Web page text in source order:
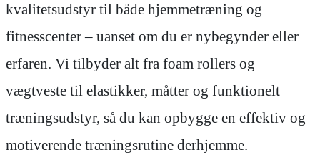
kvalitetsudstyr til både hjemmetræning og
fitnesscenter – uanset om du er nybegynder eller
erfaren. Vi tilbyder alt fra foam rollers og
vægtveste til elastikker, måtter og funktionelt
træningsudstyr, så du kan opbygge en effektiv og
motiverende træningsrutine derhjemme.